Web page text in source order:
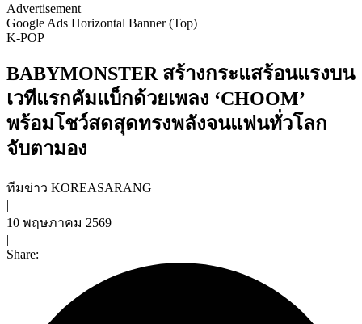
Advertisement
Google Ads Horizontal Banner (Top)
K-POP
BABYMONSTER สร้างกระแสร้อนแรงบน
เวทีแรกคัมแบ็กด้วยเพลง ‘CHOOM’
พร้อมโชว์สดสุดทรงพลังจนแฟนทั่วโลก
จับตามอง
ทีมข่าว KOREASARANG
|
10 พฤษภาคม 2569
|
Share: